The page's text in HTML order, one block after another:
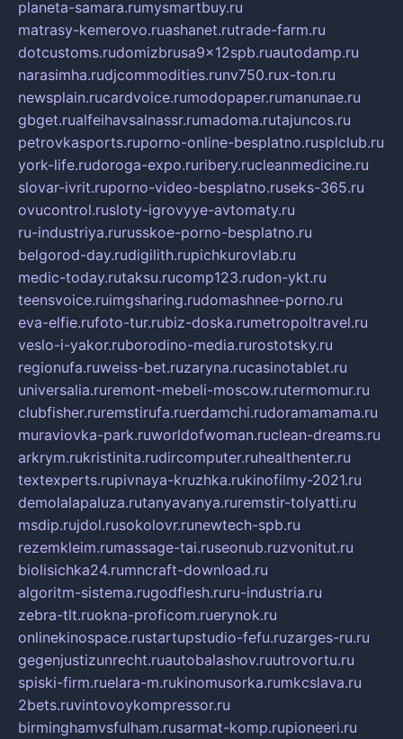
planeta-samara.rumysmartbuy.ru
matrasy-kemerovo.ruashanet.rutrade-farm.ru
dotcustoms.rudomizbrusa9x12spb.ruautodamp.ru
narasimha.rudjcommodities.runv750.rux-ton.ru
newsplain.rucardvoice.rumodopaper.rumanunae.ru
gbget.rualfeihavsalnassr.rumadoma.rutajuncos.ru
petrovkasports.ruporno-online-besplatno.rusplclub.ru
york-life.rudoroga-expo.ruribery.rucleanmedicine.ru
slovar-ivrit.ruporno-video-besplatno.ruseks-365.ru
ovucontrol.rusloty-igrovyye-avtomaty.ru
ru-industriya.rurusskoe-porno-besplatno.ru
belgorod-day.rudigilith.rupichkurovlab.ru
medic-today.rutaksu.rucomp123.rudon-ykt.ru
teensvoice.ruimgsharing.rudomashnee-porno.ru
eva-elfie.rufoto-tur.rubiz-doska.rumetropoltravel.ru
veslo-i-yakor.ruborodino-media.rurostotsky.ru
regionufa.ruweiss-bet.ruzaryna.rucasinotablet.ru
universalia.ruremont-mebeli-moscow.rutermomur.ru
clubfisher.ruremstirufa.ruerdamchi.rudoramamama.ru
muraviovka-park.ruworldofwoman.ruclean-dreams.ru
arkrym.rukristinita.rudircomputer.ruhealthenter.ru
textexperts.rupivnaya-kruzhka.rukinofilmy-2021.ru
demolalapaluza.rutanyavanya.ruremstir-tolyatti.ru
msdip.rujdol.rusokolovr.runewtech-spb.ru
rezemkleim.rumassage-tai.ruseonub.ruzvonitut.ru
biolisichka24.rumncraft-download.ru
algoritm-sistema.rugodflesh.ruru-industria.ru
zebra-tlt.ruokna-proficom.ruerynok.ru
onlinekinospace.rustartupstudio-fefu.ruzarges-ru.ru
gegenjustizunrecht.ruautobalashov.ruutrovortu.ru
spiski-firm.ruelara-m.rukinomusorka.rumkcslava.ru
2bets.ruvintovoykompressor.ru
birminghamvsfulham.rusarmat-komp.rupioneeri.ru